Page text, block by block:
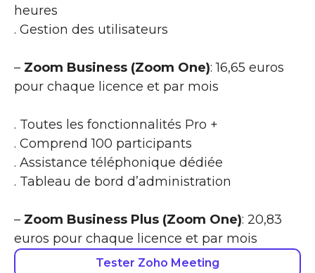
heures
. Gestion des utilisateurs
– Zoom Business (Zoom One): 16,65 euros
pour chaque licence et par mois
. Toutes les fonctionnalités Pro +
. Comprend 100 participants
. Assistance téléphonique dédiée
. Tableau de bord d’administration
– Zoom Business Plus (Zoom One): 20,83
euros pour chaque licence et par mois
Tester Zoho Meeting